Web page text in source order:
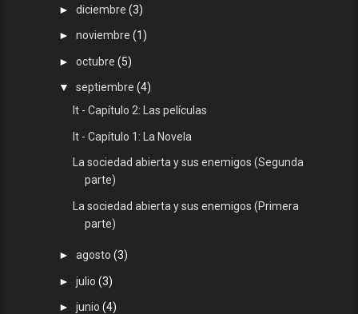
►diciembre(3)
►noviembre(1)
►octubre(5)
▼septiembre(4)
It - Capítulo 2: Las películas
It - Capítulo 1: La Novela
La sociedad abierta y sus enemigos (Segunda
parte)
La sociedad abierta y sus enemigos (Primera
parte)
►agosto(3)
►julio(3)
►junio(4)